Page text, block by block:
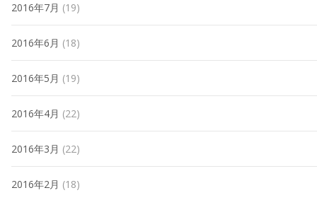
2016年7月 (19)
2016年6月 (18)
2016年5月 (19)
2016年4月 (22)
2016年3月 (22)
2016年2月 (18)